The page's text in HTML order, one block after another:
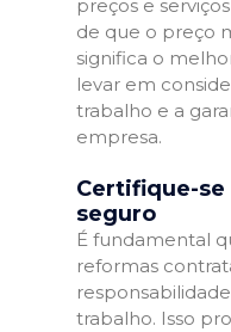
preços e
de que o preço
significa o
levar em
trabalho e a
empresa.
Certifique-se
seguro
É fundamental
reformas
trabalho. Isso